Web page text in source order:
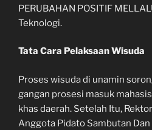
PERUBAHAN POSITIF
Teknologi.
Tata Cara Pelaksaan Wisuda
Proses wisuda di unamin
gangan prosesi masuk
khas daerah. Setelah Itu,
Anggota Pidato Sambutan